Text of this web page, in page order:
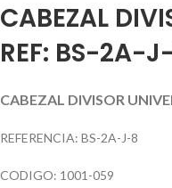
CABEZAL
REF: BS-2A-
CABEZAL DIVISOR
REFERENCIA: BS-2A-J-8
CODIGO: 1001-059